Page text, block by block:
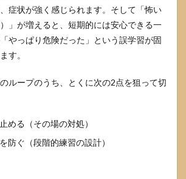
症状が強く感じられます。そして「怖い
」が増えると、短期的には安心できる一
やっぱり危険だった」という誤学習が固
す。
ループのうち、とくに次の2点を狙って切
める（その場の対処）
防ぐ（段階的練習の設計）